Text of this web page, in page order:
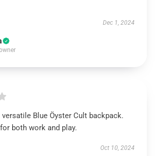
Dec 1, 2024
Blue Öyster Cult backpack.
both work and play.
Oct 10, 2024